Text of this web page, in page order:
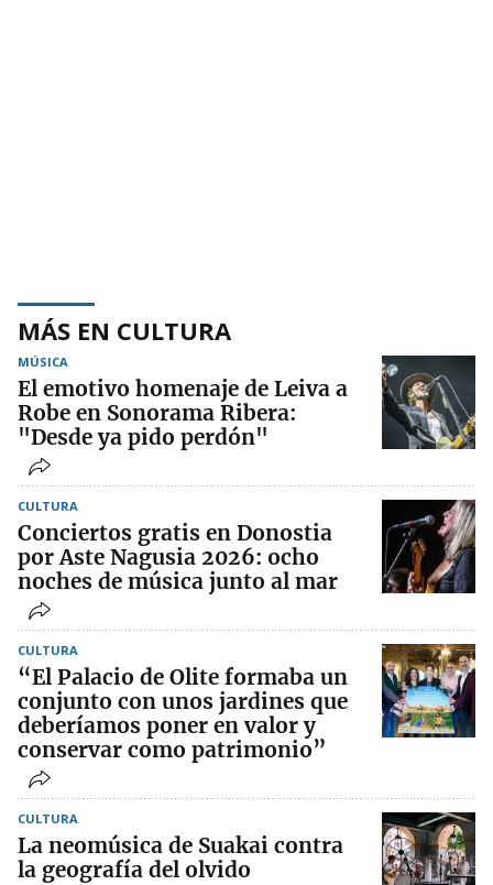
MÁS EN CULTURA
MÚSICA
El emotivo homenaje de Leiva a
Robe en Sonorama Ribera:
"Desde ya pido perdón"
CULTURA
Conciertos gratis en Donostia
por Aste Nagusia 2026: ocho
noches de música junto al mar
CULTURA
“El Palacio de Olite formaba un
conjunto con unos jardines que
deberíamos poner en valor y
conservar como patrimonio”
CULTURA
La neomúsica de Suakai contra
la geografía del olvido